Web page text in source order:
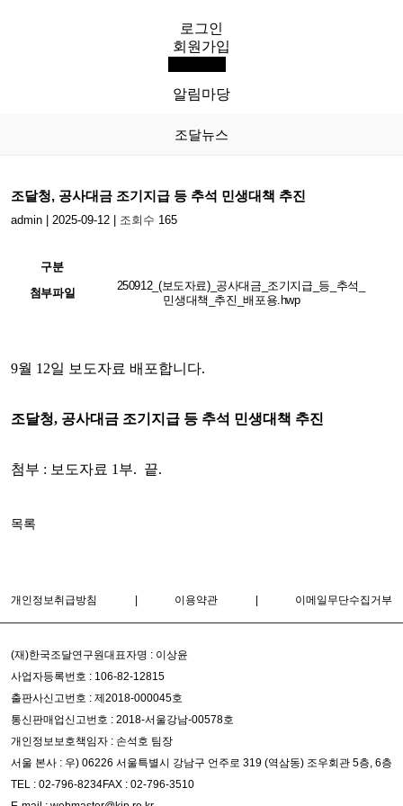
KIP
한국조달연구원
로그인
회원가입
알림마당
조달뉴스
조달청, 공사대금 조기지급 등 추석 민생대책 추진
admin 2025-09-12 조회수 165
구분
첨부파일
250912_(보도자료)_공사대금_조기지급_등_추석_
민생대책_추진_배포용.hwp
9월 12일 보도자료 배포합니다.
조달청, 공사대금 조기지급 등 추석 민생대책 추진
첨부 : 보도자료 1부. 끝.
목록
개인정보취급방침 | 이용약관 | 이메일무단수집거부
(재)한국조달연구원대표자명 : 이상윤
사업자등록번호 : 106-82-12815
출판사신고번호 : 제2018-000045호
통신판매업신고번호 : 2018-서울강남-00578호
개인정보보호책임자 : 손석호 팀장
서울 본사 : 우) 06226 서울특별시 강남구 언주로 319 (역삼동) 조우회관 5층, 6층
TEL : 02-796-8234FAX : 02-796-3510